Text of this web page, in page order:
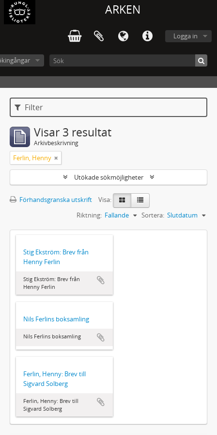
ARKEN
Logga in
Filter
Visar 3 resultat
Arkivbeskrivning
Ferlin, Henny
Utökade sökmöjligheter
Förhandsgranska utskrift
Visa:
Sortera: Slutdatum
Riktning: Fallande
Stig Ekström: Brev från
Henny Ferlin
Stig Ekström: Brev från
Henny Ferlin
Nils Ferlins boksamling
Nils Ferlins boksamling
Ferlin, Henny: Brev till
Sigvard Solberg
Ferlin, Henny: Brev till
Sigvard Solberg